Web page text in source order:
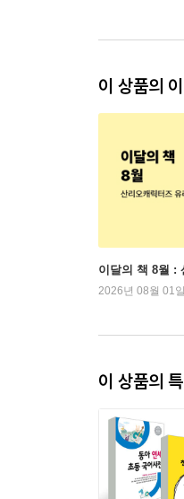
이 상품의
이달의 책 8월 :
2026년 08월 01
이 상품의